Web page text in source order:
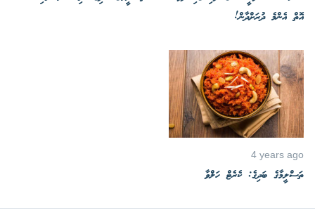
އޮތް އެންމެ ދުރަށްދާން!
4 years ago
ތަސްލީމާގެ ބަދިގެ: ކެރެޓް ހަލްވާ